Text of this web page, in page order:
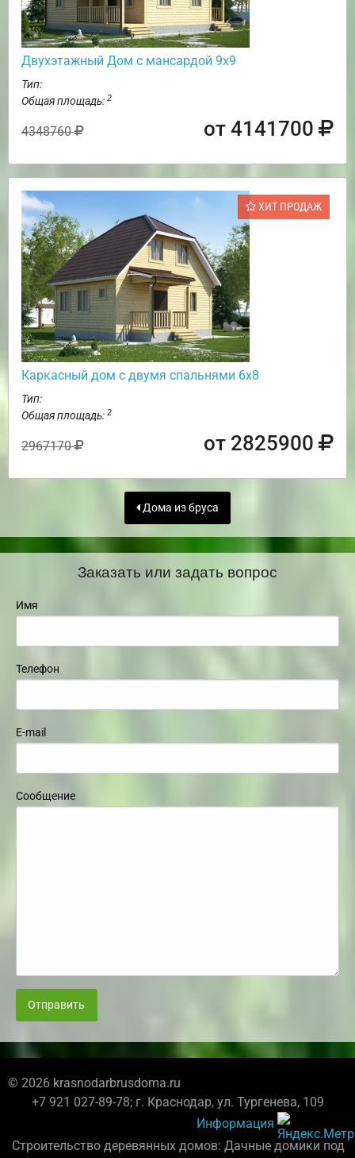
Двухэтажный Дом с мансардой 9х9
Тип:
Общая площадь: 2
4348760 от 4141700
ХИТ ПРОДАЖ
Каркасный дом с двумя спальнями 6х8
Тип:
Общая площадь: 2
2967170 от 2825900
Дома из бруса
Заказать или задать вопрос
Имя
Телефон
E-mail
Сообщение
Отправить
© 2026 krasnodarbrusdoma.ru
+7 921 027-89-78; г. Краснодар, ул. Тургенева, 109
Информация
Строительство деревянных домов: Дачные домики под